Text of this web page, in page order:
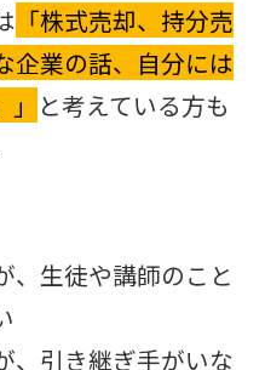
「株式売却、持分売
企業の話、自分には
と考えている方も
、生徒や講師のこと
、引き継ぎ手がいな